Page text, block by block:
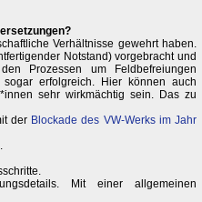
Verhältnisse gewehrt haben.
Notstand) vorgebracht und
Prozessen um Feldbefreiungen
erfolgreich. Hier können auch
sehr wirkmächtig sein. Das zu
der Blockade des VW-Werks im Jahr
Mit einer allgemeinen